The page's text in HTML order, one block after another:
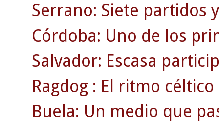
Serrano: Siete partidos
Córdoba: Uno de los
Salvador: Escasa
Ragdog : El ritmo céltico
Buela: Un medio que